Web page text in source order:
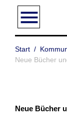
menu
Start /
Neue Bücher
Neue Bücher